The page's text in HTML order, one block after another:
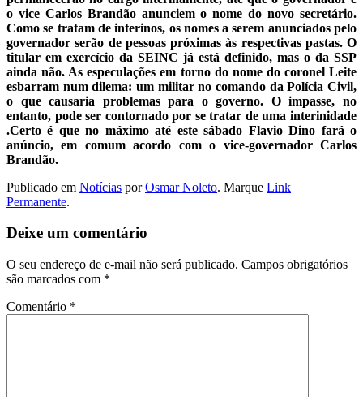
o vice Carlos Brandão anunciem o nome do novo secretário.
Como se tratam de interinos, os nomes a serem anunciados pelo
governador serão de pessoas próximas às respectivas pastas. O
titular em exercício da SEINC já está definido, mas o da SSP
ainda não. As especulações em torno do nome do coronel Leite
esbarram num dilema: um militar no comando da Polícia Civil,
o que causaria problemas para o governo. O impasse, no
entanto, pode ser contornado por se tratar de uma interinidade
.Certo é que no máximo até este sábado Flavio Dino fará o
anúncio, em comum acordo com o vice-governador Carlos
Brandão.
Publicado em Notícias porOsmar Noleto. Marque Link
Permanente.
Deixe um comentário
O seu endereço de e-mail não será publicado. Campos obrigatórios
são marcados com *
Comentário *